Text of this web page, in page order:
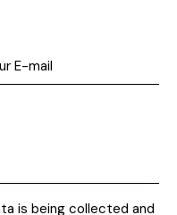
is being collected and